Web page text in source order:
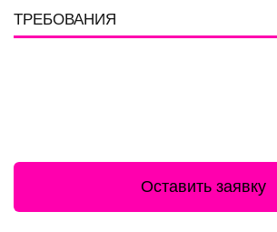
ТРЕБОВАНИЯ
Оставить заявку